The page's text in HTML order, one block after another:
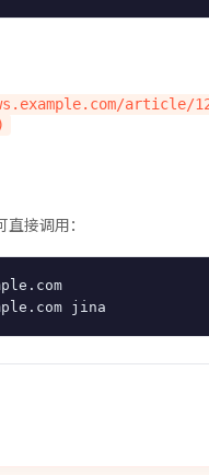
article/
接调用：